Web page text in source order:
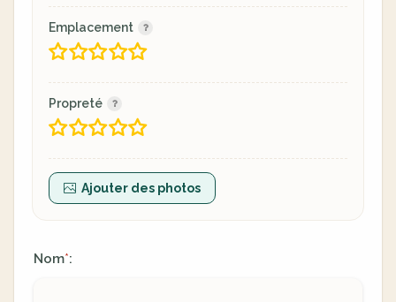
Emplacement
Propreté
Ajouter des photos
Nom*: